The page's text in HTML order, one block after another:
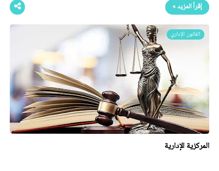
إقرأ المزيد »
القانون الإداري
المركزية الإدارية